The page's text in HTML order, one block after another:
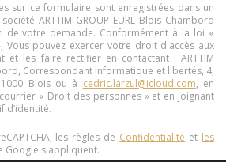
sur ce formulaire sont enregistrées dans un
ARTTIM GROUP EURL Blois Chambord
de votre demande. Conformément à la loi «
Vous pouvez exercer votre droit d'accès aux
et les faire rectifier en contactant : ARTTIM
, Correspondant Informatique et libertés, 4,
Bloisou à cedric.larzul@icloud.com, en
« Droit des personnes » et en joignant
d’identité.
les règles de Confidentialité et les
Google s'appliquent.